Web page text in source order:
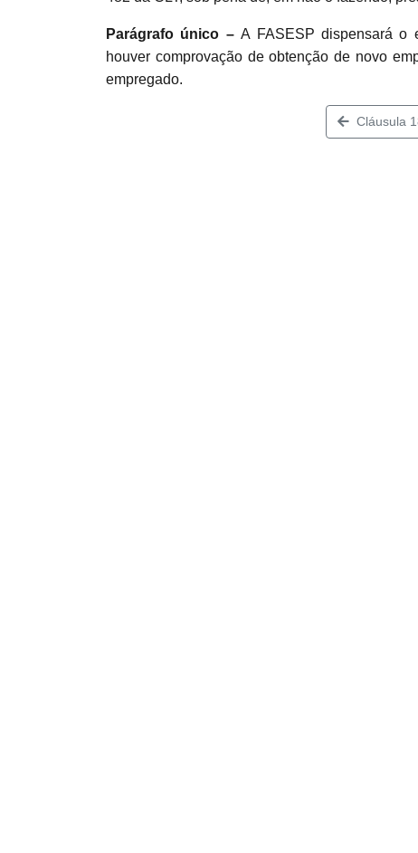
Parágrafo único –A FASESP dispensará o
houver comprovação de obtenção de novo
empregado.
Cláusula